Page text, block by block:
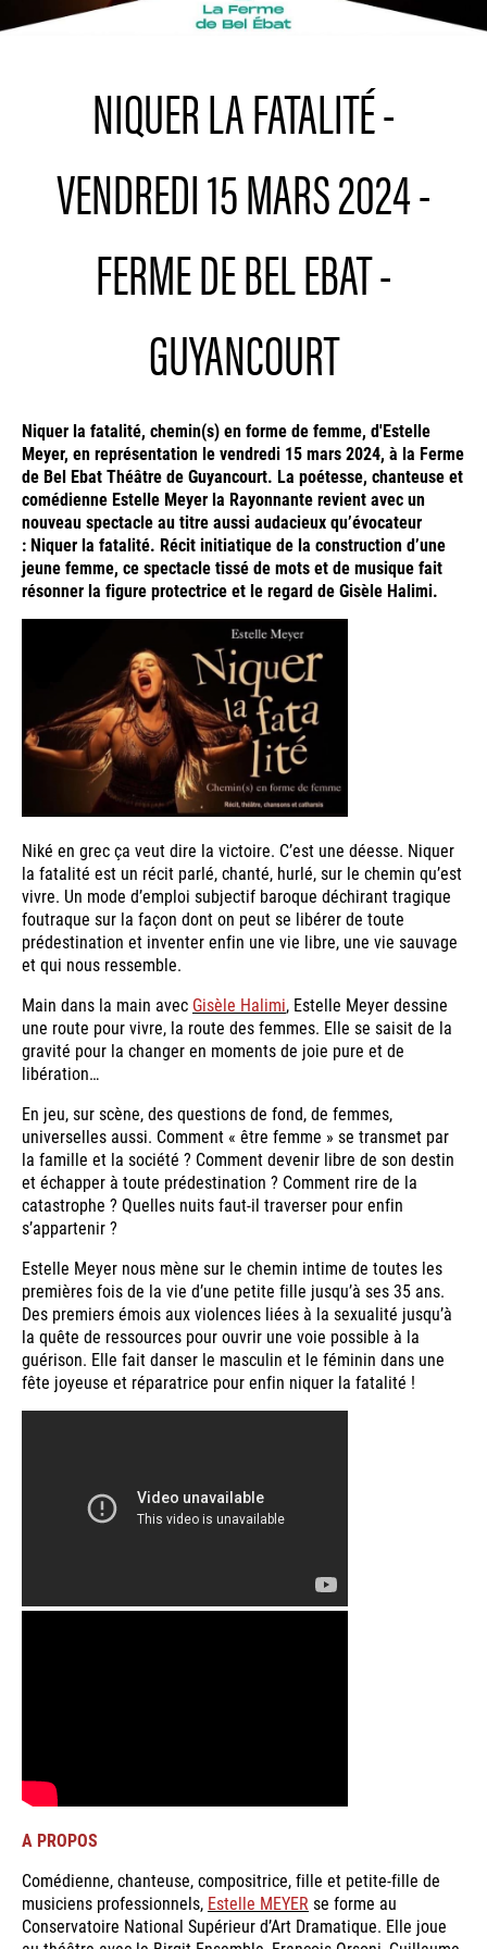
NIQUER LA FATALITÉ -
VENDREDI 15 MARS 2024 -
FERME DE BEL EBAT -
GUYANCOURT
Niquer la fatalité, chemin(s) en forme de femme, d'Estelle
Meyer, en représentation le vendredi 15 mars 2024, à la Ferme
de Bel Ebat Théâtre de Guyancourt. La poétesse, chanteuse et
comédienne Estelle Meyer la Rayonnante revient avec un
nouveau spectacle au titre aussi audacieux qu’évocateur
: Niquer la fatalité. Récit initiatique de la construction d’une
jeune femme, ce spectacle tissé de mots et de musique fait
résonner la figure protectrice et le regard de Gisèle Halimi.
Niké en grec ça veut dire la victoire. C’est une déesse. Niquer
la fatalité est un récit parlé, chanté, hurlé, sur le chemin qu’est
vivre. Un mode d’emploi subjectif baroque déchirant tragique
foutraque sur la façon dont on peut se libérer de toute
prédestination et inventer enfin une vie libre, une vie sauvage
et qui nous ressemble.
Main dans la main avec Gisèle Halimi, Estelle Meyer dessine
une route pour vivre, la route des femmes. Elle se saisit de la
gravité pour la changer en moments de joie pure et de
libération…
En jeu, sur scène, des questions de fond, de femmes,
universelles aussi. Comment « être femme » se transmet par
la famille et la société ? Comment devenir libre de son destin
et échapper à toute prédestination ? Comment rire de la
catastrophe ? Quelles nuits faut-il traverser pour enfin
s’appartenir ?
Estelle Meyer nous mène sur le chemin intime de toutes les
premières fois de la vie d’une petite fille jusqu’à ses 35 ans.
Des premiers émois aux violences liées à la sexualité jusqu’à
la quête de ressources pour ouvrir une voie possible à la
guérison. Elle fait danser le masculin et le féminin dans une
fête joyeuse et réparatrice pour enfin niquer la fatalité !
A PROPOS
Comédienne, chanteuse, compositrice, fille et petite-fille de
musiciens professionnels, Estelle MEYER se forme au
Conservatoire National Supérieur d’Art Dramatique. Elle joue